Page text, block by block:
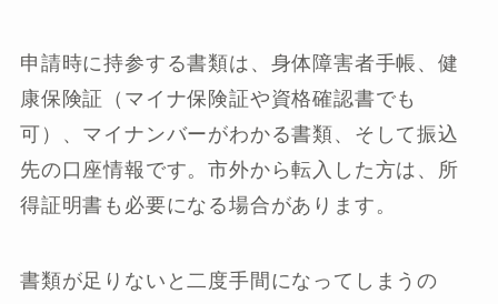
申請時に持参する書類は、身体障害者手帳、健
康保険証（マイナ保険証や資格確認書でも
可）、マイナンバーがわかる書類、そして振込
先の口座情報です。市外から転入した方は、所
得証明書も必要になる場合があります。
書類が足りないと二度手間になってしまうの